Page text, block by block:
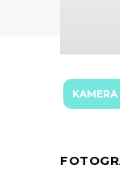
KAMERA